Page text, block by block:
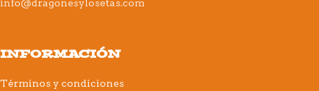
info@dragonesylosetas.com
INFORMACIÓN
Términos y condiciones